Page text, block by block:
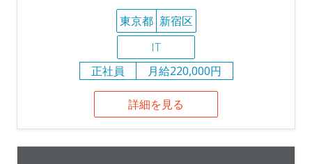
東京都 新宿区
IT
正社員
月給220,000円
詳細を見る